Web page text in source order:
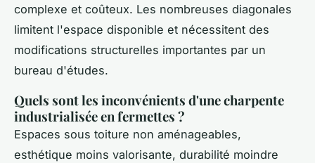
complexe et coûteux. Les nombreuses diagonales
limitent l'espace disponible et nécessitent des
modifications structurelles importantes par un
bureau d'études.
Quels sont les inconvénients d'une charpente
industrialisée en fermettes ?
Espaces sous toiture non aménageables,
esthétique moins valorisante, durabilité moindre